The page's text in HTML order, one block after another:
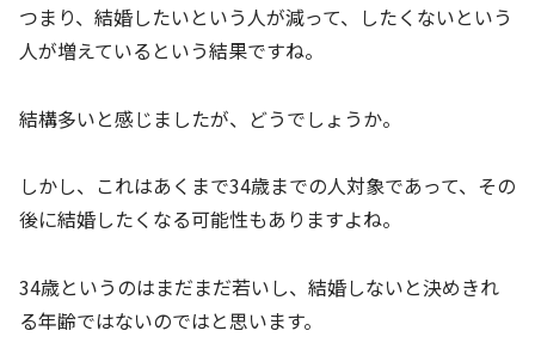
つまり、結婚したいという人が減って、したくないという
人が増えているという結果ですね。
結構多いと感じましたが、どうでしょうか。
しかし、これはあくまで34歳までの人対象であって、その
後に結婚したくなる可能性もありますよね。
34歳というのはまだまだ若いし、結婚しないと決めきれ
る年齢ではないのではと思います。